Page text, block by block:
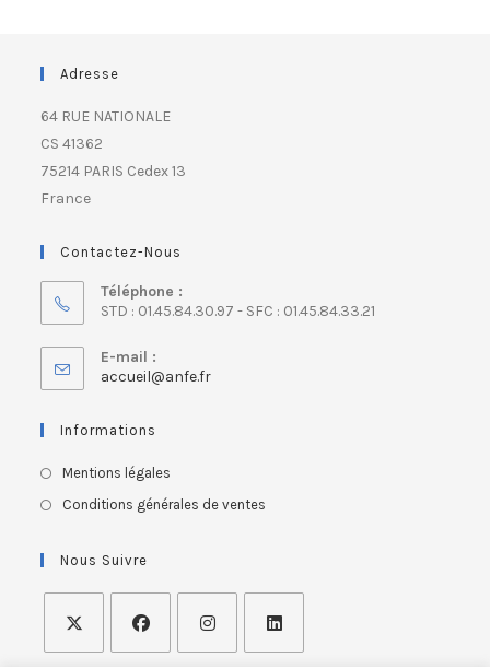
Adresse
64 RUE NATIONALE
CS 41362
75214 PARIS Cedex 13
France
Contactez-Nous
Téléphone :
STD : 01.45.84.30.97 - SFC : 01.45.84.33.21
E-mail :
accueil@anfe.fr
Informations
Mentions légales
Conditions générales de ventes
Nous Suivre